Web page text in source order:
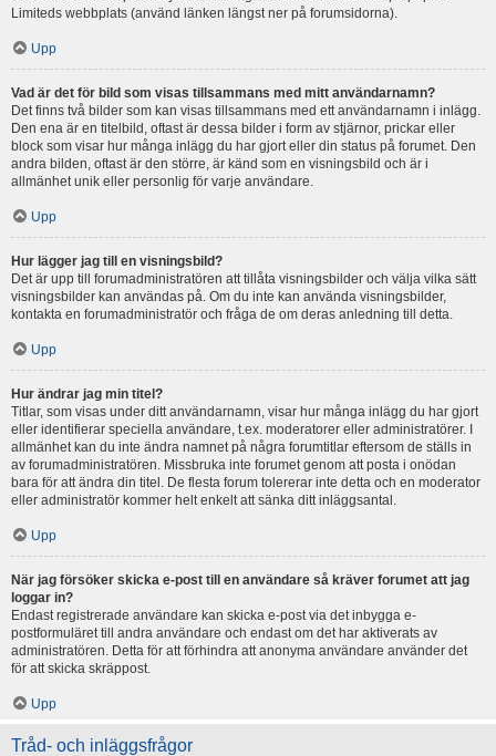
Limiteds webbplats (använd länken längst ner på forumsidorna).
Upp
Vad är det för bild som visas tillsammans med mitt användarnamn?
Det finns två bilder som kan visas tillsammans med ett användarnamn i inlägg.
Den ena är en titelbild, oftast är dessa bilder i form av stjärnor, prickar eller
block som visar hur många inlägg du har gjort eller din status på forumet. Den
andra bilden, oftast är den större, är känd som en visningsbild och är i
allmänhet unik eller personlig för varje användare.
Upp
Hur lägger jag till en visningsbild?
Det är upp till forumadministratören att tillåta visningsbilder och välja vilka sätt
visningsbilder kan användas på. Om du inte kan använda visningsbilder,
kontakta en forumadministratör och fråga de om deras anledning till detta.
Upp
Hur ändrar jag min titel?
Titlar, som visas under ditt användarnamn, visar hur många inlägg du har gjort
eller identifierar speciella användare, t.ex. moderatorer eller administratörer. I
allmänhet kan du inte ändra namnet på några forumtitlar eftersom de ställs in
av forumadministratören. Missbruka inte forumet genom att posta i onödan
bara för att ändra din titel. De flesta forum tolererar inte detta och en moderator
eller administratör kommer helt enkelt att sänka ditt inläggsantal.
Upp
När jag försöker skicka e-post till en användare så kräver forumet att jag
loggar in?
Endast registrerade användare kan skicka e-post via det inbygga e-
postformuläret till andra användare och endast om det har aktiverats av
administratören. Detta för att förhindra att anonyma användare använder det
för att skicka skräppost.
Upp
Tråd- och inläggsfrågor